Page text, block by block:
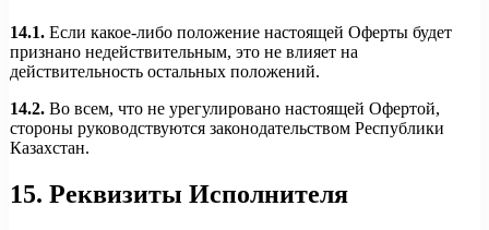
14.1. Если какое-либо положение настоящей Оферты будет
признано недействительным, это не влияет на
действительность остальных положений.
14.2. Во всем, что не урегулировано настоящей Офертой,
стороны руководствуются законодательством Республики
Казахстан.
15. Реквизиты Исполнителя